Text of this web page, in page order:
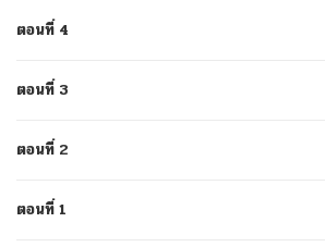
ตอนที่ 4
ตอนที่ 3
ตอนที่ 2
ตอนที่ 1